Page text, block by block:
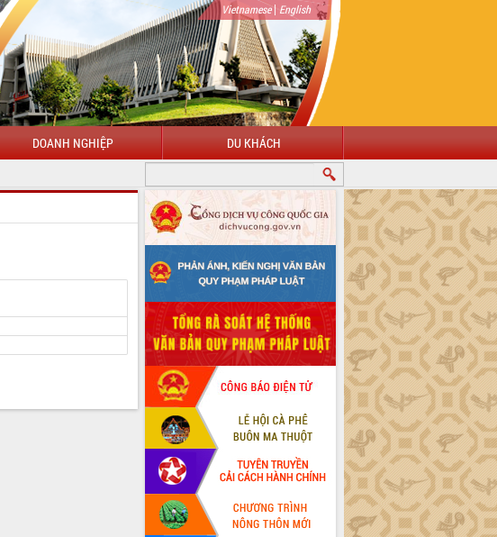
Vietnamese| English
DOANH NGHIỆP DU KHÁCH